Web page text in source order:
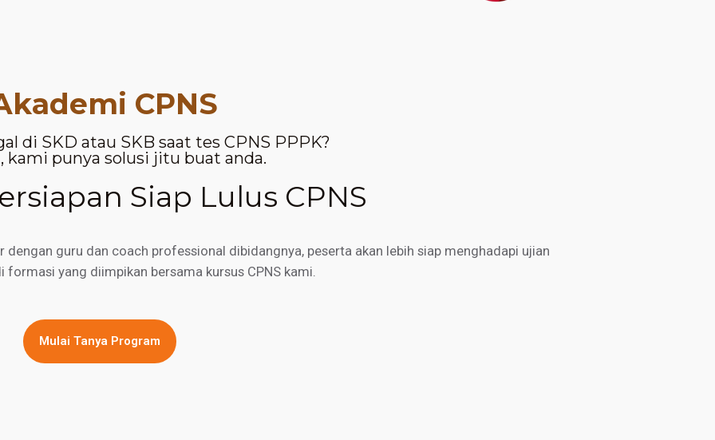
CPNS
di SKD atau SKB saat tes CPNS PPPK?
kami punya solusi jitu buat anda.
Siap Lulus CPNS
guru dan coach professional dibidangnya, peserta akan lebih siap menghadapi ujian
formasi yang diimpikan bersama kursus CPNS kami.
Mulai Tanya Program